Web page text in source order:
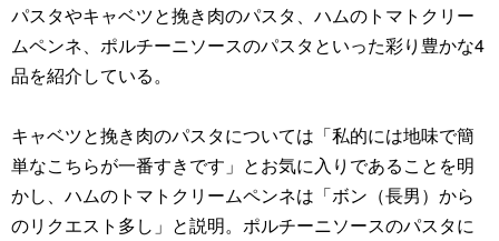
パスタやキャベツと挽き肉のパスタ、ハムのトマトクリー
ムペンネ、ポルチーニソースのパスタといった彩り豊かな4
品を紹介している。
キャベツと挽き肉のパスタについては「私的には地味で簡
単なこちらが一番すきです」とお気に入りであることを明
かし、ハムのトマトクリームペンネは「ボン（長男）から
のリクエスト多し」と説明。ポルチーニソースのパスタに